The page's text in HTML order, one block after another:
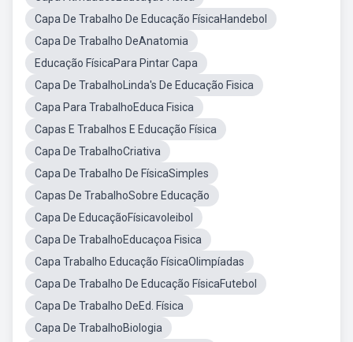
Capa De Trabalho De Educação FísicaHandebol
Capa De Trabalho DeAnatomia
Educação FísicaPara Pintar Capa
Capa De TrabalhoLinda's De Educação Fisica
Capa Para TrabalhoEduca Fisica
Capas E Trabalhos E Educação Física
Capa De TrabalhoCriativa
Capa De Trabalho De FísicaSimples
Capas De TrabalhoSobre Educação
Capa De EducaçãoFísicavoleibol
Capa De TrabalhoEducaçoa Fisica
Capa Trabalho Educação FísicaOlimpíadas
Capa De Trabalho De Educação FísicaFutebol
Capa De Trabalho DeEd. Física
Capa De TrabalhoBiologia